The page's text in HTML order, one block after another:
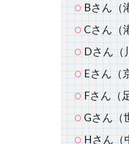
Bさん（
Cさん（
Dさん（
Eさん（
Fさん（
Gさん（
Hさん（